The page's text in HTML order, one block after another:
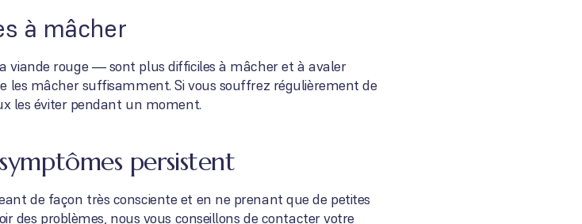
à mâcher
rouge — sont plus difficiles à mâcher et à avaler
mâcher suffisamment. Si vous souffrez régulièrement de
les éviter pendant un moment.
persistent
de façon très consciente et en ne prenant que de petites
des problèmes, nous vous conseillons de contacter votre